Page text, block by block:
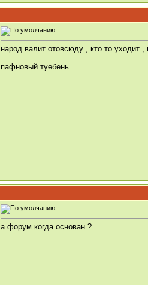
народ валит отовсюду , кто то уходит ,
пафновый туебень
а форум когда основан ?